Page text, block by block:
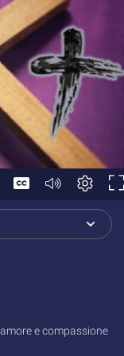
e compassione